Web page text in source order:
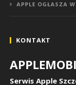
APPLE OGŁASZA
KONTAKT
Serwis Apple